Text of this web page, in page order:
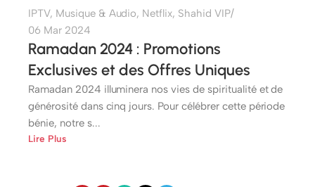
IPTV, Musique & Audio, Netflix, Shahid VIP
06 Mar 2024
Ramadan 2024 : Promotions
Exclusives et des Offres Uniques
Ramadan 2024 illuminera nos vies de spiritualité et de
générosité dans cinq jours. Pour célébrer cette période
bénie, notre s...
Lire Plus